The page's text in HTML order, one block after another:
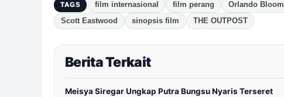
TAGS film internasional film perang Orlando Bloom
Scott Eastwood
sinopsis film THE OUTPOST
Berita Terkait
Meisya Siregar Ungkap Putra Bungsu Nyaris Terseret